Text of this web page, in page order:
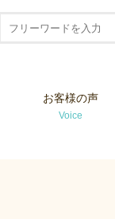
お客様の声
Voice